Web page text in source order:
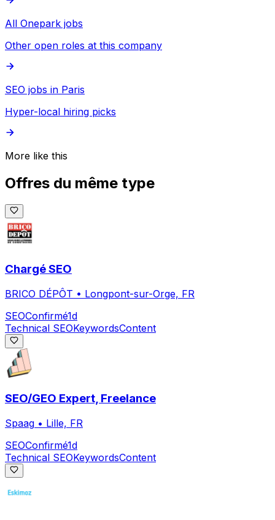
All Onepark jobs
Other open roles at this company
SEO jobs in Paris
Hyper-local hiring picks
More like this
Offres du même type
Chargé SEO
BRICO DÉPÔT • Longpont-sur-Orge, FR
SEOConfirmé1d
Technical SEOKeywordsContent
SEO/GEO Expert, Freelance
Spaag • Lille, FR
SEOConfirmé1d
Technical SEOKeywordsContent